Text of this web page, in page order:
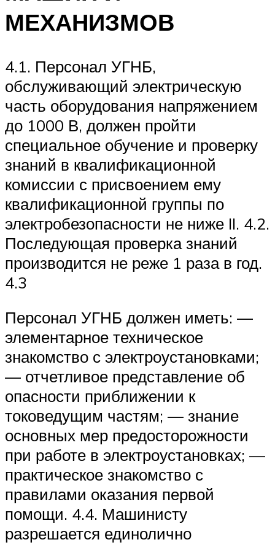
МЕХАНИЗМОВ
4.1. Персонал УГНБ,
обслуживающий электрическую
часть оборудования напряжением
до 1000 В, должен пройти
специальное обучение и проверку
знаний в квалификационной
комиссии с присвоением ему
квалификационной группы по
электробезопасности не ниже II. 4.2.
Последующая проверка знаний
производится не реже 1 раза в год.
4.3
Персонал УГНБ должен иметь: —
элементарное техническое
знакомство с электроустановками;
— отчетливое представление об
опасности приближении к
токоведущим частям; — знание
основных мер предосторожности
при работе в электроустановках; —
практическое знакомство с
правилами оказания первой
помощи. 4.4. Машинисту
разрешается единолично